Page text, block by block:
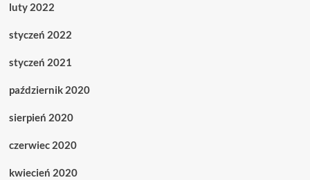
luty 2022
styczeń 2022
styczeń 2021
październik 2020
sierpień 2020
czerwiec 2020
kwiecień 2020